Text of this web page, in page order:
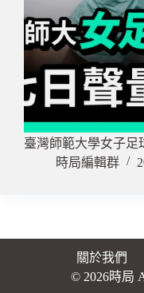
臺灣師範大學女子
時局編輯群
關於我們
© 2026時局